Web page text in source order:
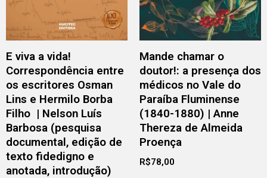
E viva a vida!
Correspondência entre
os escritores Osman
Lins e Hermilo Borba
Filho | Nelson Luís
Barbosa (pesquisa
documental, edição de
texto fidedigno e
anotada, introdução)
Mande chamar o
doutor!: a presença dos
médicos no Vale do
Paraíba Fluminense
(1840-1880) | Anne
Thereza de Almeida
Proença
R$78,00